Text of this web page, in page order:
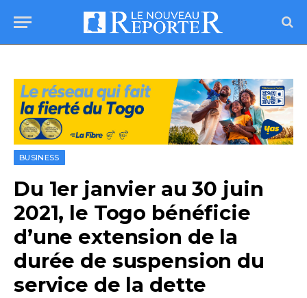
BUSINESS
Du 1er janvier au 30 juin
2021, le Togo bénéficie
d’une extension de la
durée de suspension du
service de la dette